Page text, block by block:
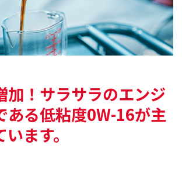
加！サラサラのエンジ
ある低粘度0W-16が主
ます。